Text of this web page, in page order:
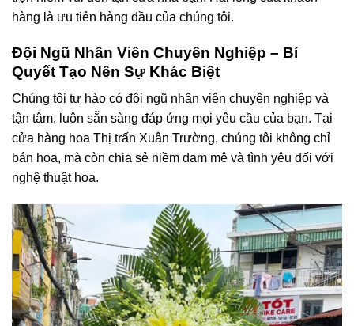
hàng là ưu tiên hàng đầu của chúng tôi.
Đội Ngũ Nhân Viên Chuyên Nghiệp – Bí
Quyết Tạo Nên Sự Khác Biệt
Chúng tôi tự hào có đội ngũ nhân viên chuyên nghiệp và
tận tâm, luôn sẵn sàng đáp ứng mọi yêu cầu của bạn. Tại
cửa hàng hoa Thị trấn Xuân Trường, chúng tôi không chỉ
bán hoa, mà còn chia sẻ niềm đam mê và tình yêu đối với
nghệ thuật hoa.